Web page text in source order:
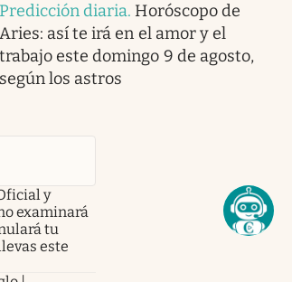
Predicción diaria. Horóscopo de
Aries: así te irá en el amor y el
trabajo este domingo 9 de agosto,
según los astros
y
examinará
tu
este